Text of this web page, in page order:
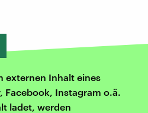
externen Inhalt eines
Facebook, Instagram o.ä.
ladet, werden